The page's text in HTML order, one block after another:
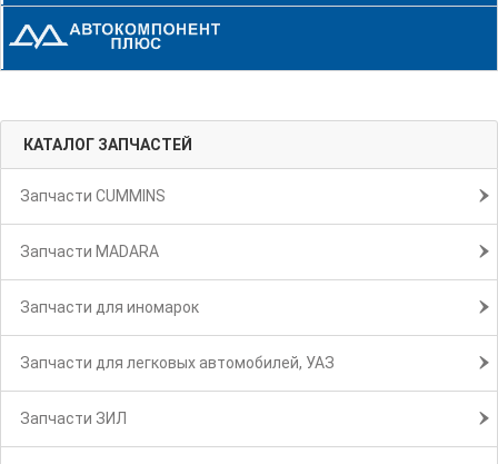
КАТАЛОГ ЗАПЧАСТЕЙ
Запчасти CUMMINS
Запчасти MADARA
Запчасти для иномарок
Запчасти для легковых автомобилей, УАЗ
Запчасти ЗИЛ